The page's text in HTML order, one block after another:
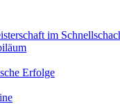
im
Erfolge